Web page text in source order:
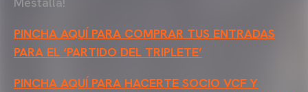
PINCHA AQUÍ PARA COMPRAR TUS ENTRADAS
PARA EL ‘PARTIDO DEL TRIPLETE’
PINCHA AQUÍ PARA HACERTE SOCIO VCF Y